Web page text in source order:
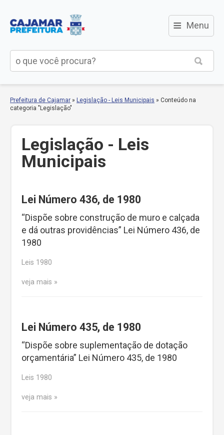
≡ Menu
Prefeitura de Cajamar » Legislação - Leis Municipais » Conteúdo na
categoria "Legislação"
Legislação - Leis
Municipais
Lei Número 436, de 1980
“Dispõe sobre construção de muro e calçada
e dá outras providências” Lei Número 436, de
1980
Leis 1980
veja mais
Lei Número 435, de 1980
“Dispõe sobre suplementação de dotação
orçamentária” Lei Número 435, de 1980
Leis 1980
veja mais